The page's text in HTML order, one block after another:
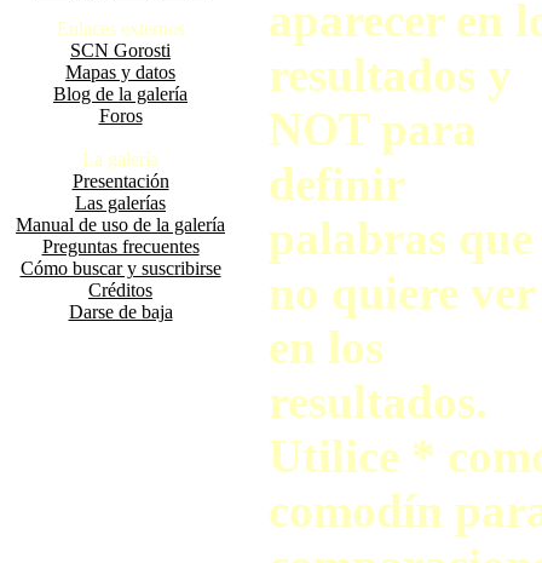
Enlaces externos
SCN Gorosti
Mapas y datos
Blog de la galería
Foros
La galería
Presentación
Las galerías
Manual de uso de la galería
Preguntas frecuentes
Cómo buscar y suscribirse
Créditos
Darse de baja
aparecer en
resultados y
NOT para
definir
palabras que
no quiere ver
en los
resultados.
Utilice *
comodín